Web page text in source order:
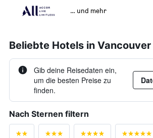
… und mehr
Beliebte Hotels in
Gib deine Reisedaten ein,
um die besten Preise zu
finden.
Nach Sternen filtern